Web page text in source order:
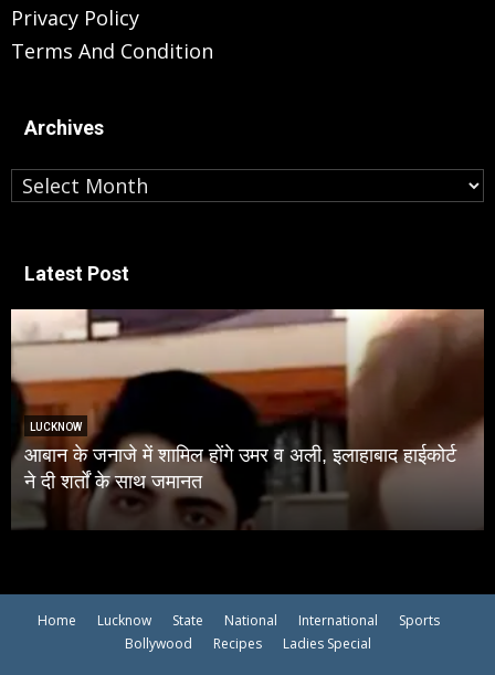
Privacy Policy
Terms And Condition
Archives
Archives
Latest Post
LUCKNOW
आबान के जनाजे में शामिल होंगे उमर व अली, इलाहाबाद हाईकोर्ट
ने दी शर्तों के साथ जमानत
Home Lucknow State National International
Sports
Bollywood
Recipes
Ladies Special